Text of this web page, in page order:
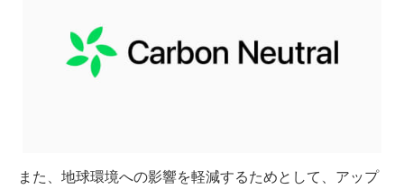
また、地球環境への影響を軽減するためとして、アップ